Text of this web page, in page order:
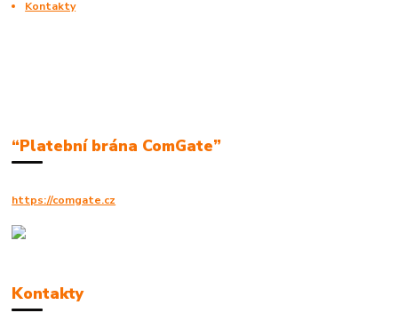
Kontakty
“Platební brána ComGate”
https://comgate.cz
Kontakty